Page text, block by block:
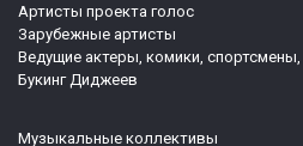
Артисты проекта голос
Зарубежные артисты
Ведущие актеры, комики,
Букинг Диджеев
Музыкальные коллективы